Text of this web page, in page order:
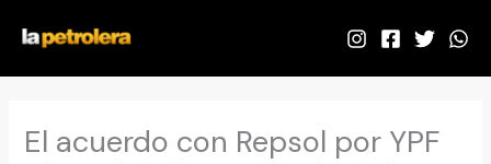
contenido
El acuerdo con Repsol por YPF